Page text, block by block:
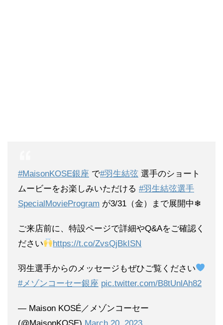
#MaisonKOSE銀座 で#羽生結弦 選手のショート
ムービーをお楽しみいただける #羽生結弦選手
SpecialMovieProgram が3/31（金）まで展開中❄
ご来店前に、特設ページで詳細やQ&Aをご確認く
ださい
https://t.co/ZvsQjBkISN
羽生選手からのメッセージもぜひご覧ください
#メゾンコーセー銀座 pic.twitter.com/B8tUnlAh82
— Maison KOSÉ／メゾンコーセー
(@MaisonKOSE) March 20, 2023